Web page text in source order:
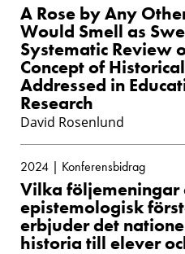
A Rose by Any
Would Smell as
Systematic Review
Concept of
Addressed in
Research
David Rosenlund
2024 | Konferensbidrag
Vilka följemeningar
epistemologisk
erbjuder det
historia till elever